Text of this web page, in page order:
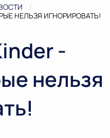
НЕЛЬЗЯ ИГНОРИРОВАТЬ!
-
нельзя